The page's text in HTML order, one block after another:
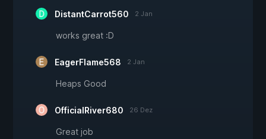
DistantCarrot560 2 Jan
works great :D
EagerFlame568 2 Jan
Heaps Good
OfficialRiver680 26 Dez
Great job